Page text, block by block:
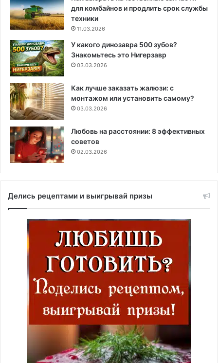
для комбайнов и продлить срок службы
техники
11.03.2026
У какого динозавра 500 зубов?
Знакомьтесь это Нигерзавр
03.03.2026
Как лучше заказать жалюзи: с
монтажом или установить самому?
03.03.2026
Любовь на расстоянии: 8 эффективных
советов
02.03.2026
Делись рецептами и выигрывай призы